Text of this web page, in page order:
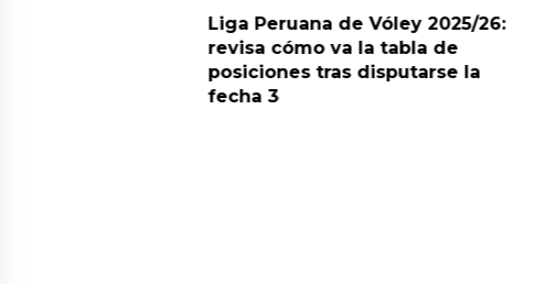
Liga Peruana de Vóley 2025/26:
revisa cómo va la tabla de
posiciones tras disputarse la
fecha 3